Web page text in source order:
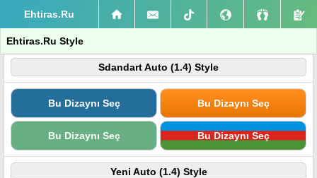
Ehtiras.Ru
Ehtiras.Ru Style
Sdandart Auto (1.4) Style
Bu Dizaynı Seç Bu Dizaynı Seç
Bu Dizaynı Seç Bu Dizaynı Seç
Yeni Auto (1.4) Style